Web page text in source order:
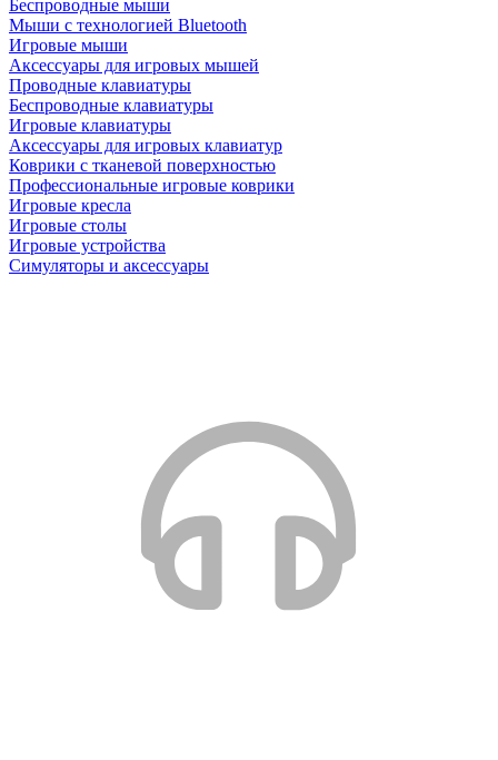
Беспроводные мыши
Мыши с технологией Bluetooth
Игровые мыши
Аксессуары для игровых мышей
Проводные клавиатуры
Беспроводные клавиатуры
Игровые клавиатуры
Аксессуары для игровых клавиатур
Коврики с тканевой поверхностью
Профессиональные игровые коврики
Игровые кресла
Игровые столы
Игровые устройства
Симуляторы и аксессуары